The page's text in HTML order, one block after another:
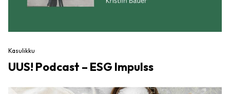
Kasulikku
UUS! Podcast – ESG Impulss